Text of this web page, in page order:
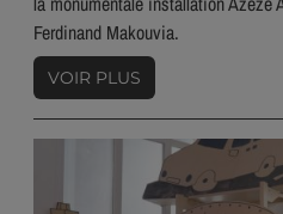
Ferdinand Makouvia.
VOIR PLUS